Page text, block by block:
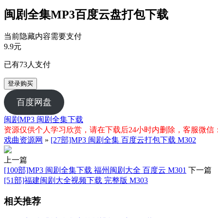
闽剧全集MP3百度云盘打包下载
当前隐藏内容需要支付
9.9元
已有73人支付
登录购买
百度网盘
闽剧MP3 闽剧全集下载
资源仅供个人学习欣赏，请在下载后24小时内删除，客服微信
戏曲资源网 » [27部]MP3 闽剧全集 百度云打包下载 M302
上一篇
[100部]MP3 闽剧全集下载 福州闽剧大全 百度云 M301 下一篇
[51部]福建闽剧大全视频下载 完整版 M303
相关推荐